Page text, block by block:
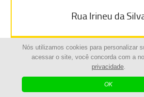
Nós utilizamos cookies para personalizar
acessar o site, você concorda com a
privacidade.
OK
Rua Irineu da
Rua Itacolomi